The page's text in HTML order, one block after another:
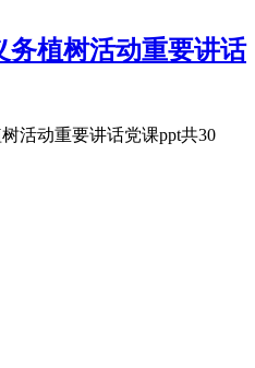
务植树活动重要讲话
活动重要讲话党课ppt共30